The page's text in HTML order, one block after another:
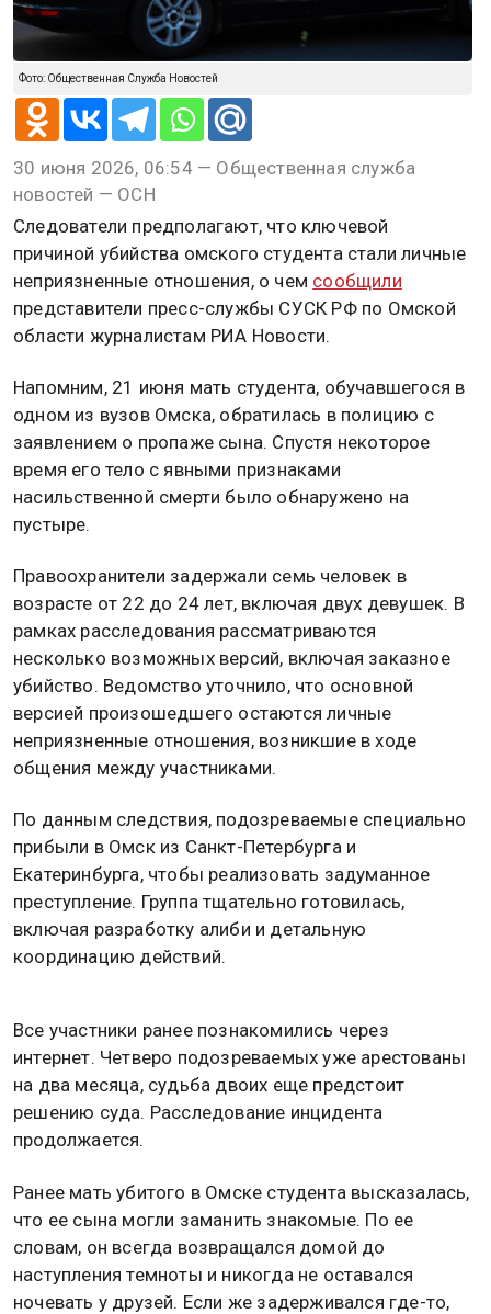
Фото: Общественная Служба Новостей
30 июня 2026, 06:54 — Общественная служба
новостей — ОСН
Следователи предполагают, что ключевой
причиной убийства омского студента стали личные
неприязненные отношения, о чем сообщили
представители пресс-службы СУСК РФ по Омской
области журналистам РИА Новости.
Напомним, 21 июня мать студента, обучавшегося в
одном из вузов Омска, обратилась в полицию с
заявлением о пропаже сына. Спустя некоторое
время его тело с явными признаками
насильственной смерти было обнаружено на
пустыре.
Правоохранители задержали семь человек в
возрасте от 22 до 24 лет, включая двух девушек. В
рамках расследования рассматриваются
несколько возможных версий, включая заказное
убийство. Ведомство уточнило, что основной
версией произошедшего остаются личные
неприязненные отношения, возникшие в ходе
общения между участниками.
По данным следствия, подозреваемые специально
прибыли в Омск из Санкт-Петербурга и
Екатеринбурга, чтобы реализовать задуманное
преступление. Группа тщательно готовилась,
включая разработку алиби и детальную
координацию действий.
Все участники ранее познакомились через
интернет. Четверо подозреваемых уже арестованы
на два месяца, судьба двоих еще предстоит
решению суда. Расследование инцидента
продолжается.
Ранее мать убитого в Омске студента высказалась,
что ее сына могли заманить знакомые. По ее
словам, он всегда возвращался домой до
наступления темноты и никогда не оставался
ночевать у друзей. Если же задерживался где-то,